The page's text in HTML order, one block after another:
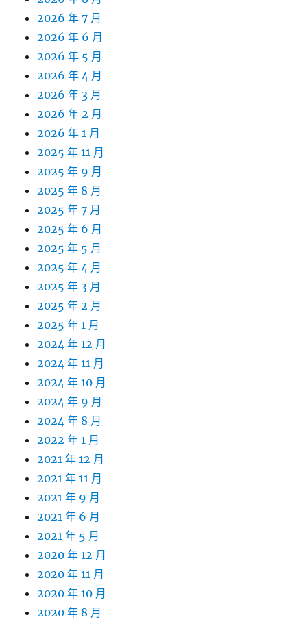
2026 年 7 月
2026 年 6 月
2026 年 5 月
2026 年 4 月
2026 年 3 月
2026 年 2 月
2026 年 1 月
2025 年 11 月
2025 年 9 月
2025 年 8 月
2025 年 7 月
2025 年 6 月
2025 年 5 月
2025 年 4 月
2025 年 3 月
2025 年 2 月
2025 年 1 月
2024 年 12 月
2024 年 11 月
2024 年 10 月
2024 年 9 月
2024 年 8 月
2022 年 1 月
2021 年 12 月
2021 年 11 月
2021 年 9 月
2021 年 6 月
2021 年 5 月
2020 年 12 月
2020 年 11 月
2020 年 10 月
2020 年 8 月